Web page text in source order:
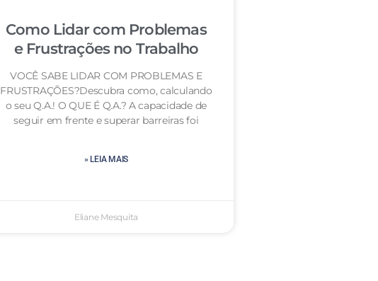
Como Lidar com Problemas
e Frustrações no Trabalho
VOCÊ SABE LIDAR COM PROBLEMAS E
FRUSTRAÇÕES?Descubra como, calculando
o seu Q.A.! O QUE É Q.A.? A capacidade de
seguir em frente e superar barreiras foi
» LEIA MAIS
Eliane Mesquita